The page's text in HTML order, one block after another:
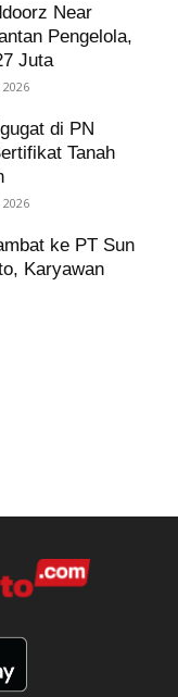
Near
Pengelola,
Juta
di PN
Tanah
ke PT Sun
Karyawan